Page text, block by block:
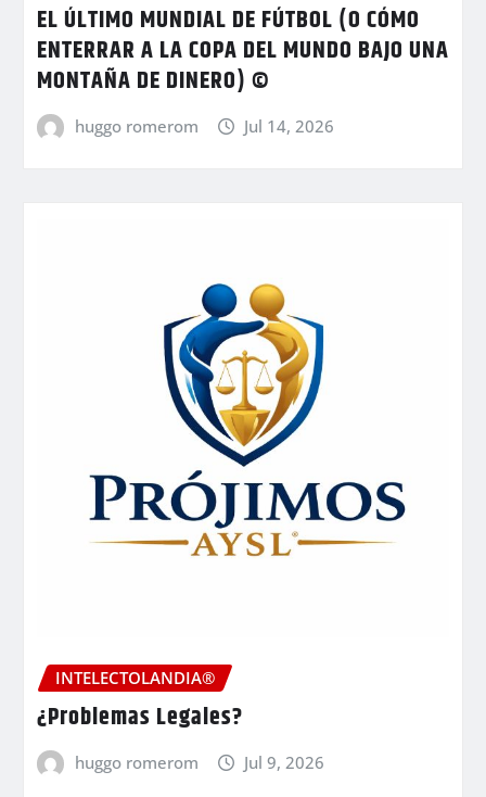
EL ÚLTIMO MUNDIAL DE FÚTBOL (O CÓMO
ENTERRAR A LA COPA DEL MUNDO BAJO UNA
MONTAÑA DE DINERO) ©
huggo romerom Jul 14, 2026
INTELECTOLANDIA®
¿Problemas Legales?
huggo romerom Jul 9, 2026